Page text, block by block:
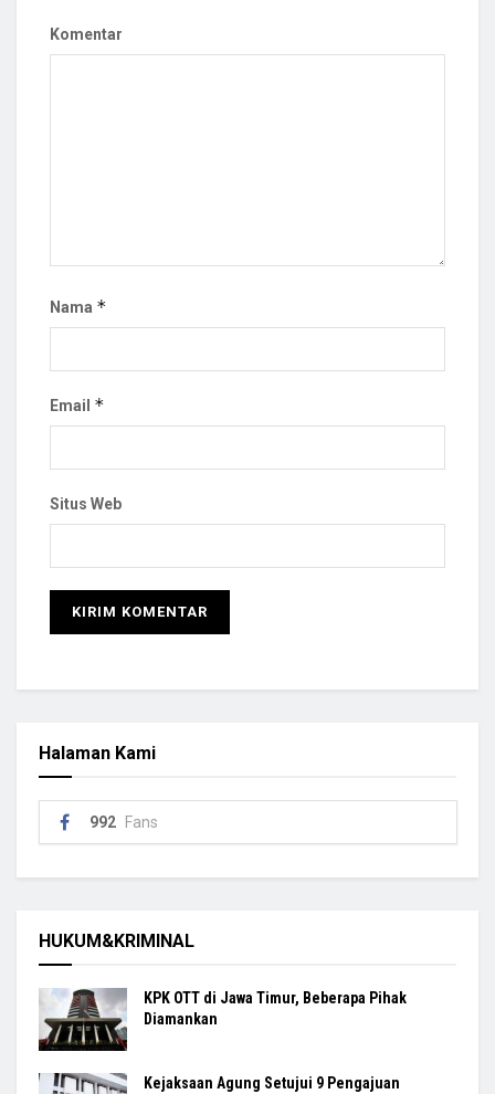
Komentar
Nama *
Email *
Situs Web
Halaman Kami
992 Fans
HUKUM&KRIMINAL
KPK OTT di Jawa Timur, Beberapa Pihak
Diamankan
Kejaksaan Agung Setujui 9 Pengajuan